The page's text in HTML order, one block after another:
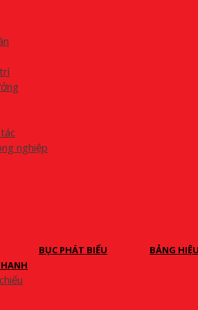
nghiệp
BỤC PHÁT BIỂU
BẢNG